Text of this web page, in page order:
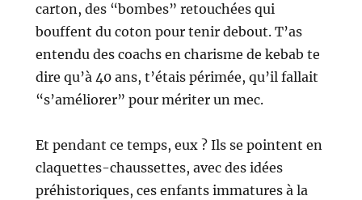
carton, des “bombes” retouchées qui
bouffent du coton pour tenir debout.T’as
entendu des coachs en charisme de kebabte
dire qu’à 40 ans, t’étais périmée, qu’il fallait
“s’améliorer” pour mériter un mec.
Et pendant ce temps, eux ? Ils se pointent en
claquettes-chaussettes, avec des idées
préhistoriques, ces enfants immatures à la